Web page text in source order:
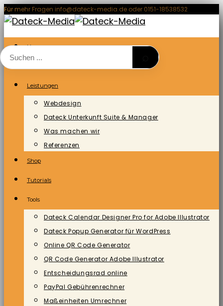
Zum
Inhalt
springen
Für mehr Fragen info@dateck-media.de oder 0151-18538532
Home
Leistungen
Webdesign
Dateck Unterkunft Suite & Manager
Was machen wir
Referenzen
Shop
Tutorials
Tools
Dateck Calendar Designer Pro for Adobe Illustrator
Dateck Popup Generator für WordPress
Online QR Code Generator
QR Code Generator Adobe Illustrator
Entscheidungsrad online
PayPal Gebührenrechner
Maßeinheiten Umrechner